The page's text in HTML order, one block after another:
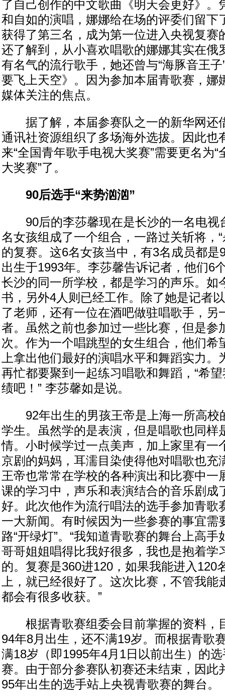
了自己创作的中文歌曲《明天会更好》。
和自如的演唱，娜娜给在场的评委们留下
获得了第三名，成为第一位进入央视复赛
还了解到，从小喜欢唱歌的娜娜其实在俄
有名气的流行歌手，她还曾与“海豚音王
要飞上天空》。因为参加本届青歌赛，娜
媒体关注的焦点。
据了解，本届参赛队之一的新华网还
通讯社资源组织了多场海外选拔。因此也
来“全国青年歌手电视大奖赛”需要更名为
大奖赛”了。
90后选手“来势汹汹”
90后的李莎馨现在是长沙的一名电视
名女孩组成了一个组合，一路过关斩将，
的复赛。这6名女孩当中，有3名成员都是
出生于1993年。李莎馨告诉记者，他们6
长沙的同一所学校，都是学习的声乐。如
书，另外4人则已经工作。除了她是记者
了老师，还有一位在酒吧做驻唱歌手，另
者。虽然之前也参加过一些比赛，但是参
次。作为一个唱跳型的女生组合，他们希
上拿出他们最好的演唱水平和舞蹈实力。
再忙都要聚到一起练习唱歌和舞蹈，“希
绩吧！” 李莎馨如是说。
92年出生的男孩王帝是上海一所高校
学生。虽然学的是表演，但是唱歌也同样
情。小时候学过一点美声，加上家里有一
京剧的妈妈，耳濡目染使得他对唱歌也充
王帝也常常在学校的各种演出和比赛中一
课的学习中，声乐和表演结合的音乐剧成
好。此次他作为流行唱法的选手参加青歌
一大新闻。有时候因为一些参赛的事宜需
路“开绿灯”。“我知道青歌赛的舞台上高
哥哥姐姐唱得比我好很多，我也是抱着学
的。复赛是360进120，如果我能进入120
上，就已经很好了。这次比赛，不管我能
都会有很多收获。”
根据青歌赛组委会目前掌握的资料，
94年8月出生，还不满19岁。而根据青歌
满18岁（即1995年4月1日以前出生）的
赛。由于部分参赛队初赛还未结束，因此
95年出生的选手站上央视青歌赛的舞台。